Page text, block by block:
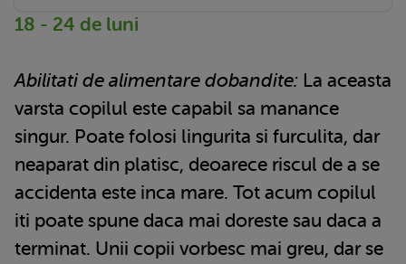
18 - 24 de luni
Abilitati de alimentare dobandite: La aceasta
varsta copilul este capabil sa manance
singur. Poate folosi lingurita si furculita, dar
neaparat din platisc, deoarece riscul de a se
accidenta este inca mare. Tot acum copilul
iti poate spune daca mai doreste sau daca a
terminat. Unii copii vorbesc mai greu, dar se